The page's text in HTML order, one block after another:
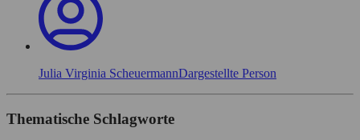
Julia Virginia ScheuermannDargestellte Person
Thematische Schlagworte